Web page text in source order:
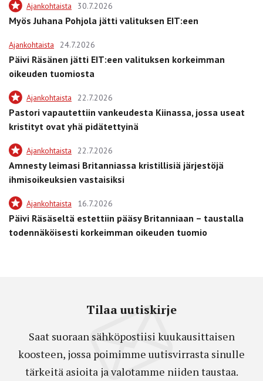
Ajankohtaista 30.7.2026
Myös Juhana Pohjola jätti valituksen EIT:een
Ajankohtaista 24.7.2026
Päivi Räsänen jätti EIT:een valituksen korkeimman
oikeuden tuomiosta
Ajankohtaista 22.7.2026
Pastori vapautettiin vankeudesta Kiinassa, jossa useat
kristityt ovat yhä pidätettyinä
Ajankohtaista 22.7.2026
Amnesty leimasi Britanniassa kristillisiä järjestöjä
ihmisoikeuksien vastaisiksi
Ajankohtaista 16.7.2026
Päivi Räsäseltä estettiin pääsy Britanniaan – taustalla
todennäköisesti korkeimman oikeuden tuomio
Tilaa uutiskirje
Saat suoraan sähköpostiisi kuukausittaisen
koosteen, jossa poimimme uutisvirrasta sinulle
tärkeitä asioita ja valotamme niiden taustaa.